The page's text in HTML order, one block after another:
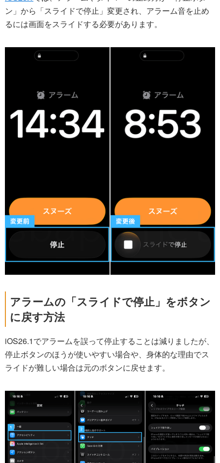
ン」から「スライドで停止」変更され、アラーム音を止め
るには画面をスライドする必要があります。
アラームの「スライドで停止」をボタン
に戻す方法
iOS26.1でアラームを誤って停止することは減りましたが、
停止ボタンのほうが使いやすい場合や、身体的な理由でス
ライドが難しい場合は元のボタンに戻せます。